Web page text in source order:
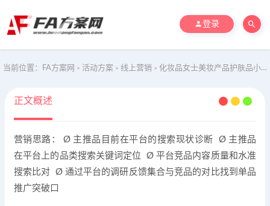
登录
当前位置： FA方案网 > 活动方案 > 线上营销 > 化妆品女士美妆产品护肤品小红书单品种草策划案美妆护肤种草带货
正文概述
营销思路： Ø 主推品目前在平台的搜索现状诊断 Ø 主推品
在平台上的品类搜索关键词定位 Ø 平台竞品内容质量和水准
搜索比对 Ø 通过平台的调研反馈集合与竞品的对比找到单品
推广突破口